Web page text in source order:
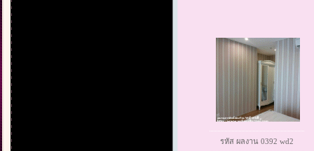
รหัส ผลงาน 0392 wd2